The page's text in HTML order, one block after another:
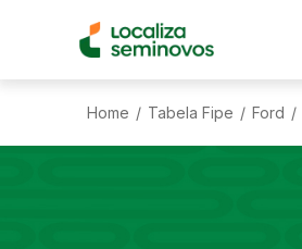
Home / Tabela Fipe / Ford /